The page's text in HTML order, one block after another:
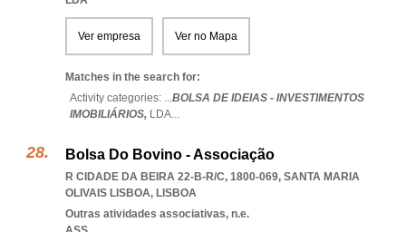
Ver empresa Ver no Mapa
Matches in the search for:
Activity categories: ...BOLSA DE IDEIAS - INVESTIMENTOS
IMOBILIÁRIOS, LDA...
Bolsa Do Bovino - Associação
R CIDADE DA BEIRA 22-B-R/C, 1800-069, SANTA MARIA
OLIVAIS LISBOA, LISBOA
Outras atividades associativas, n.e.